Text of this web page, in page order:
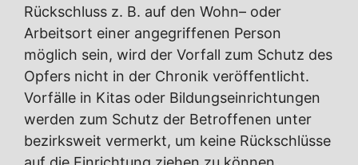
Rückschluss z. B. auf den Wohn– oder
Arbeitsort einer angegriffenen Person
möglich sein, wird der Vorfall zum Schutz des
Opfers nicht in der Chronik veröffentlicht.
Vorfälle in Kitas oder Bildungseinrichtungen
werden zum Schutz der Betroffenen unter
bezirksweit vermerkt, um keine Rückschlüsse